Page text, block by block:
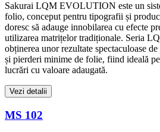
Sakurai LQM EVOLUTION este un
folio, conceput pentru tipografii și
doresc să adauge innobilarea cu efecte
utilizarea matrițelor tradiționale. Seria
obținerea unor rezultate spectaculoase
și pierderi minime de folie, fiind ideală
lucrări cu valoare adaugată.
Vezi detalii
MS 102